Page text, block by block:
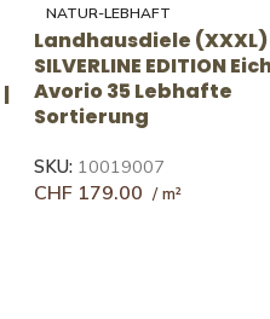
35 LEBHAFT
NATUR-LEBHAFT
Landhausdiele (XXXL)
UNICOPARK Eiche |
Farina 35 Lebhafte
SKU: 10143884